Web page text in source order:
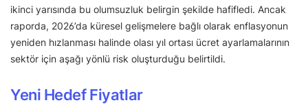
ikinci yarısında bu olumsuzluk belirgin şekilde hafifledi. Ancak
raporda, 2026’da küresel gelişmelere bağlı olarak enflasyonun
yeniden hızlanması halinde olası yıl ortası ücret ayarlamalarının
sektör için aşağı yönlü risk oluşturduğu belirtildi.
Yeni Hedef Fiyatlar